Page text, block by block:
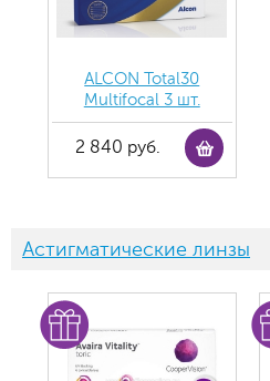
ALCON Total30
Multifocal 3 шт.
2 840 руб.
Астигматические линзы